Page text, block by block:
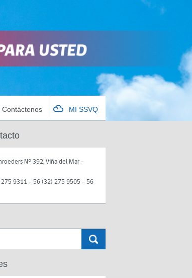
Contáctenos MI SSVQ
N° 392, Viña del Mar -
275 9311 - 56 (32) 275 9505 - 56